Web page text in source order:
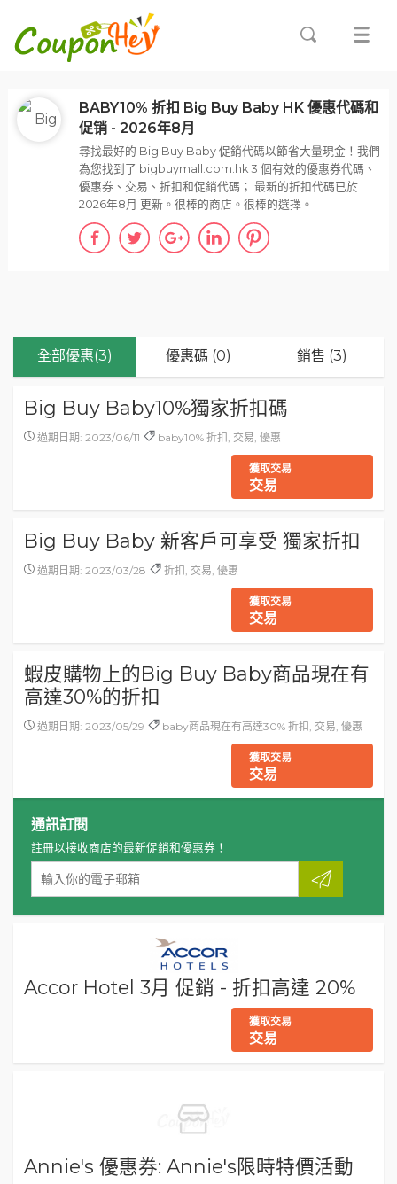
全部優惠(3) 優惠碼 (0) 銷售 (3)
Big Buy Baby10%獨家折扣碼
過期日期: 2023/06/11 baby10% 折扣, 交易, 優惠
獲取交易
交易
Big Buy Baby 新客戶可享受 獨家折扣
過期日期: 2023/03/28 折扣, 交易, 優惠
獲取交易
交易
蝦皮購物上的Big Buy Baby商品現在有
高達30%的折扣
過期日期: 2023/05/29 baby商品現在有高達30% 折扣, 交易, 優惠
獲取交易
交易
通訊訂閱
註冊以接收商店的最新促銷和優惠券！
Accor Hotel 3月 促銷 - 折扣高達 20%
獲取交易
交易
Annie's 優惠券: Annie's限時特價活動
BABY10% 折扣 Big Buy Baby HK 優惠代碼和
促销 - 2026年8月
尋找最好的 Big Buy Baby 促銷代碼以節省大量現金！我們
為您找到了 bigbuymall.com.hk 3 個有效的優惠券代碼、
優惠券、交易、折扣和促銷代碼； 最新的折扣代碼已於
2026年8月 更新。很棒的商店。很棒的選擇。